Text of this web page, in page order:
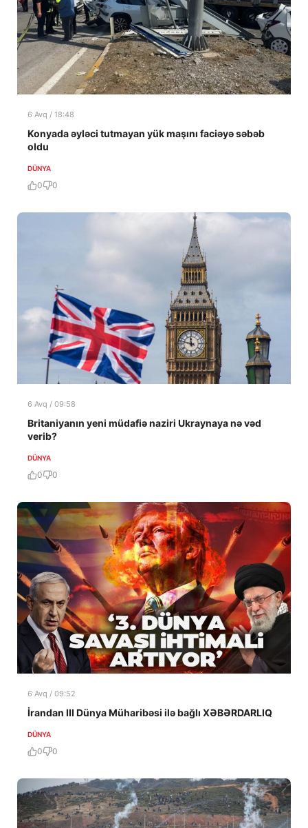
6 Avq / 18:48
Konyada əyləci tutmayan yük maşını faciəyə səbəb
oldu
DÜNYA
0 0
6 Avq / 09:58
Britaniyanın yeni müdafiə naziri Ukraynaya nə vəd
verib?
DÜNYA
0 0
6 Avq / 09:52
İrandan III Dünya Müharibəsi ilə bağlı XƏBƏRDARLIQ
DÜNYA
0 0